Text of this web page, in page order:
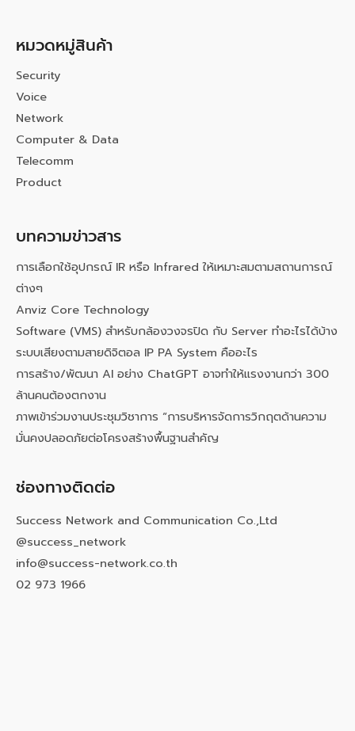
หมวดหมู่สินค้า
Security
Voice
Network
Computer & Data
Telecomm
Product
บทความข่าวสาร
การเลือกใช้อุปกรณ์ IR หรือ Infrared ให้เหมาะสมตามสถานการณ์
ต่างๆ
Anviz Core Technology
Software (VMS) สำหรับกล้องวงจรปิด กับ Server ทำอะไรได้บ้าง
ระบบเสียงตามสายดิจิตอล IP PA System คืออะไร
การสร้าง/พัฒนา AI อย่าง ChatGPT อาจทำให้แรงงานกว่า 300
ล้านคนต้องตกงาน
ภาพเข้าร่วมงานประชุมวิชาการ “การบริหารจัดการวิกฤตด้านความ
มั่นคงปลอดภัยต่อโครงสร้างพื้นฐานสำคัญ
ช่องทางติดต่อ
Success Network and Communication Co.,Ltd
@success_network
info@success-network.co.th
02 973 1966